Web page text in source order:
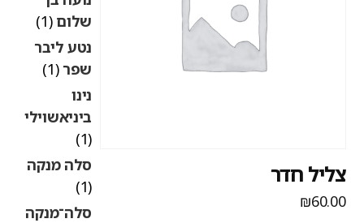
חדר
₪
שלום(1)
נטע ליבר
שפר(1)
ביניאשוילי
סלה מנקה
סלה־מנקה